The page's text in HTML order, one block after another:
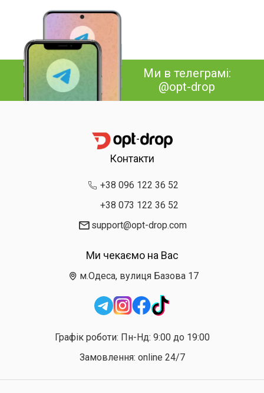
Ми в телеграмі:
@opt-drop
Контакти
+38 096 122 36 52
+38 073 122 36 52
support@opt-drop.com
Ми чекаємо на Вас
м.Одеса, вулиця Базова 17
Графік роботи: Пн-Нд: 9:00 до 19:00
Замовлення: online 24/7